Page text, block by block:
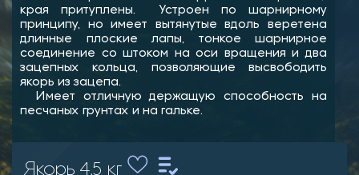
края притуплены. Устроен по шарнирному
принципу, но имеет вытянутые вдоль веретена
длинные плоские лапы, тонкое шарнирное
соединение со штоком на оси вращения и два
зацепных кольца, позволяющие высвободить
якорь из зацепа.
Имеет отличную держащую способность на
песчаных грунтах и на гальке.
Якорь 4,5 кг